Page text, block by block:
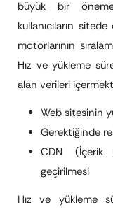
büyük bir
kullanıcıların
motorlarının
Hız ve yükleme
alan verileri
Web sitesinin
Gerektiğinde
CDN (İçerik
geçirilmesi
Hız ve yükleme